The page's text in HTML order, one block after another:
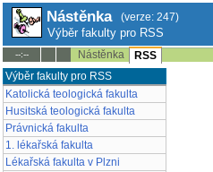
Nástěnka (verze: 247)
Výběr fakulty pro RSS
--:-- Nástěnka
RSS
Výběr fakulty pro RSS
Katolická teologická fakulta
Husitská teologická fakulta
Právnická fakulta
1. lékařská fakulta
Lékařská fakulta v Plzni